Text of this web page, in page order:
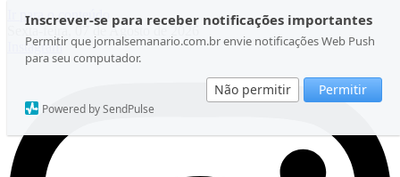
Inscrever-se para receber notificações importantes
Permitir que jornalsemanario.com.br envie notificações Web Push
para seu computador.
Não permitir Permitir
Powered by SendPulse
Ir para o conteúdo
Sexta-feira, 07 de Agosto de 2026
Instagram